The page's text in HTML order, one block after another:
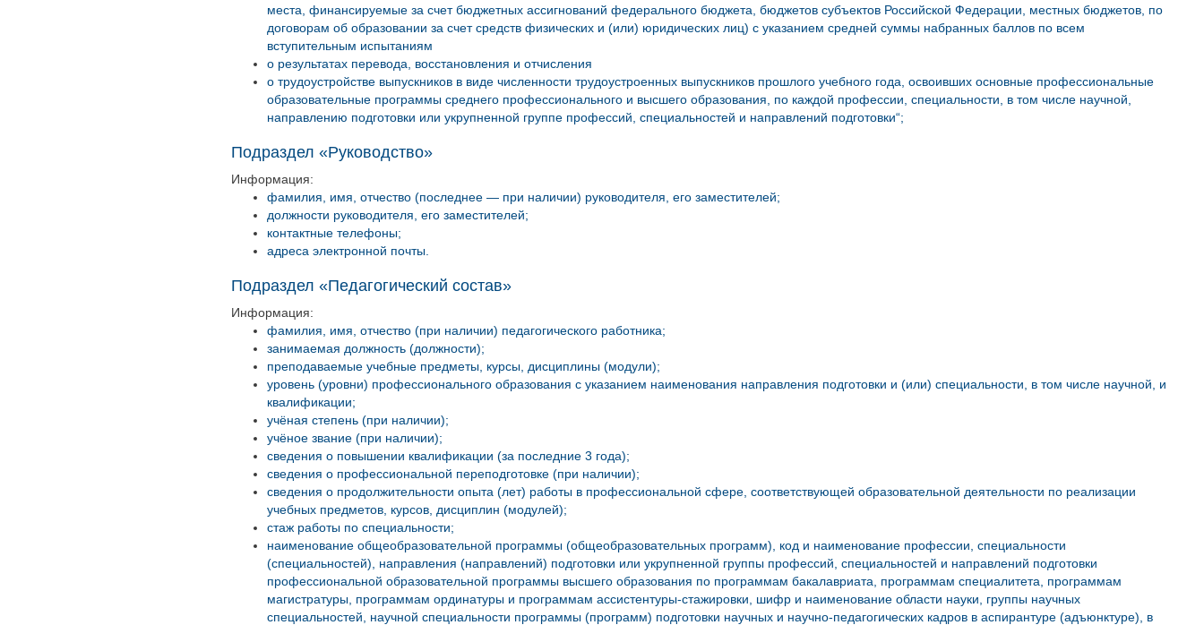
места, финансируемые за счет бюджетных ассигнований федерального бюджета, бюджетов субъектов Российской Федерации, местных бюджетов, по
договорам об образовании за счет средств физических и (или) юридических лиц) с указанием средней суммы набранных баллов по всем
вступительным испытаниям
о результатах перевода, восстановления и отчисления
о трудоустройстве выпускников в виде численности трудоустроенных выпускников прошлого учебного года, освоивших основные профессиональные
образовательные программы среднего профессионального и высшего образования, по каждой профессии, специальности, в том числе научной,
направлению подготовки или укрупненной группе профессий, специальностей и направлений подготовки“;
Подраздел «Руководство»
Информация:
фамилия, имя, отчество (последнее — при наличии) руководителя, его заместителей;
должности руководителя, его заместителей;
контактные телефоны;
адреса электронной почты.
Подраздел «Педагогический состав»
Информация:
фамилия, имя, отчество (при наличии) педагогического работника;
занимаемая должность (должности);
преподаваемые учебные предметы, курсы, дисциплины (модули);
уровень (уровни) профессионального образования с указанием наименования направления подготовки и (или) специальности, в том числе научной, и
квалификации;
учёная степень (при наличии);
учёное звание (при наличии);
сведения о повышении квалификации (за последние 3 года);
сведения о профессиональной переподготовке (при наличии);
сведения о продолжительности опыта (лет) работы в профессиональной сфере, соответствующей образовательной деятельности по реализации
учебных предметов, курсов, дисциплин (модулей);
стаж работы по специальности;
наименование общеобразовательной программы (общеобразовательных программ), код и наименование профессии, специальности
(специальностей), направления (направлений) подготовки или укрупненной группы профессий, специальностей и направлений подготовки
профессиональной образовательной программы высшего образования по программам бакалавриата, программам специалитета, программам
магистратуры, программам ординатуры и программам ассистентуры-стажировки, шифр и наименование области науки, группы научных
специальностей, научной специальности программы (программ) подготовки научных и научно-педагогических кадров в аспирантуре (адъюнктуре), в